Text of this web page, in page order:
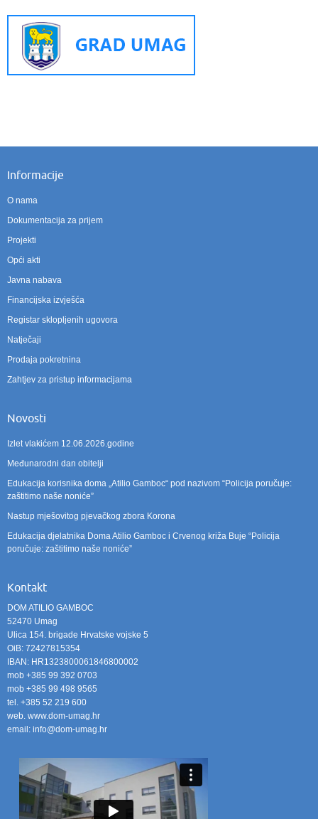
Informacije
O nama
Dokumentacija za prijem
Projekti
Opći akti
Javna nabava
Financijska izvješća
Registar sklopljenih ugovora
Natječaji
Prodaja pokretnina
Zahtjev za pristup informacijama
Novosti
Izlet vlakićem 12.06.2026.godine
Međunarodni dan obitelji
Edukacija korisnika doma „Atilio Gamboc“ pod nazivom “Policija poručuje:
zaštitimo naše noniće”
Nastup mješovitog pjevačkog zbora Korona
Edukacija djelatnika Doma Atilio Gamboc i Crvenog križa Buje “Policija
poručuje: zaštitimo naše noniće”
Kontakt
DOM ATILIO GAMBOC
52470 Umag
Ulica 154. brigade Hrvatske vojske 5
OiB: 72427815354
IBAN: HR1323800061846800002
mob +385 99 392 0703
mob +385 99 498 9565
tel. +385 52 219 600
web. www.dom-umag.hr
email: info@dom-umag.hr